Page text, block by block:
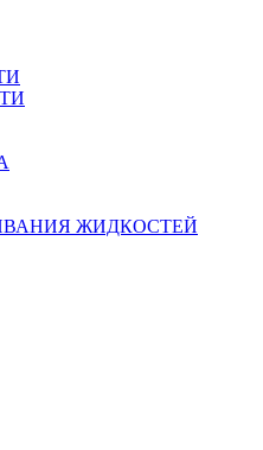
ЖИДКОСТЕЙ